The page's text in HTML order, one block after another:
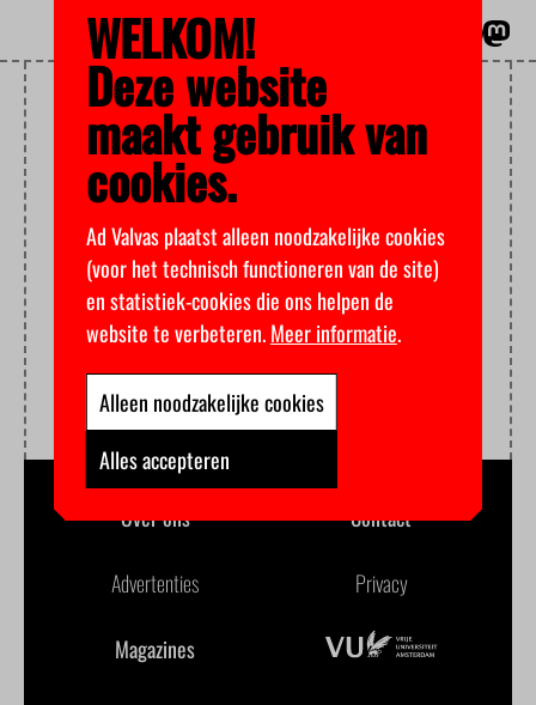
BENELUX
Over ons Contact
Advertenties Privacy
Magazines
WELKOM!
Deze website
maakt gebruik van
cookies.
Ad Valvas plaatst alleen noodzakelijke cookies
(voor het technisch functioneren van de site)
en statistiek-cookies die ons helpen de
website te verbeteren.Meer informatie.
Alleen noodzakelijke cookies
Alles accepteren